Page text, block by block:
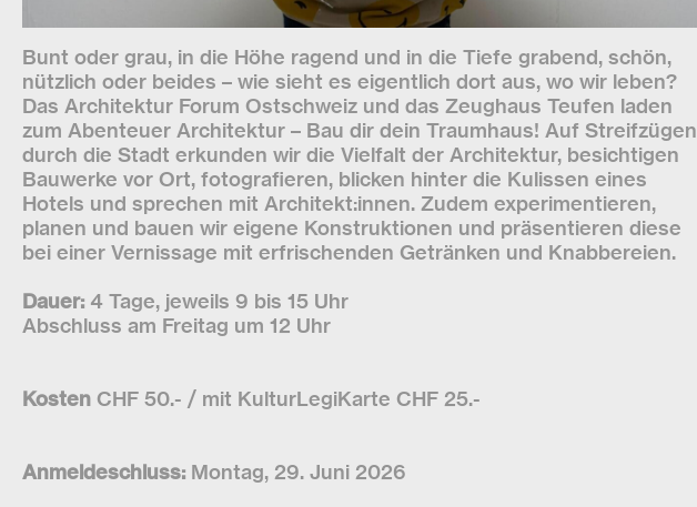
Bunt oder grau, in die Höhe ragend und in die Tiefe grabend, schön,
nützlich oder beides – wie sieht es eigentlich dort aus, wo wir leben?
Das Architektur Forum Ostschweiz und das Zeughaus Teufen laden
zum Abenteuer Architektur – Bau dir dein Traumhaus! Auf Streifzügen
durch die Stadt erkunden wir die Vielfalt der Architektur, besichtigen
Bauwerke vor Ort, fotografieren, blicken hinter die Kulissen eines
Hotels und sprechen mit Architekt:innen. Zudem experimentieren,
planen und bauen wir eigene Konstruktionen und präsentieren diese
bei einer Vernissage mit erfrischenden Getränken und Knabbereien.
Dauer: 4 Tage, jeweils 9 bis 15 Uhr
Abschluss am Freitag um 12 Uhr
Kosten CHF 50.- / mit KulturLegiKarte CHF 25.-
Anmeldeschluss: Montag, 29. Juni 2026